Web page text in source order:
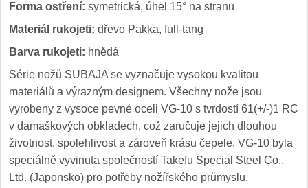
Forma ostření: symetrická, úhel 15° na stranu
Materiál rukojeti: dřevo Pakka, full-tang
Barva rukojeti: hnědá
Série nožů SUBAJA se vyznačuje vysokou kvalitou
materiálů a výrazným designem. Všechny nože jsou
vyrobeny z vysoce pevné oceli VG-10 s tvrdostí 61(+/-)1 RC
v damaškových obkladech, což zaručuje jejich dlouhou
životnost, spolehlivost a zároveň krásu čepele. VG-10 byla
speciálně vyvinuta společností Takefu Special Steel Co.,
Ltd. (Japonsko) pro potřeby nožířského průmyslu.